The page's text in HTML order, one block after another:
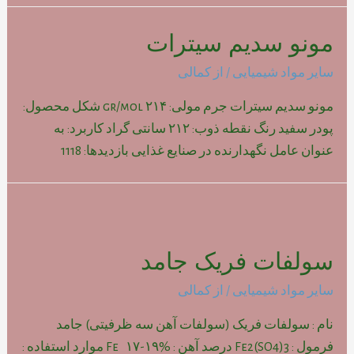
مونو سدیم سیترات
سایر مواد شیمیایی / از کمالی
مونو سدیم سیترات جرم مولی: ۲۱۴ gr/mol شکل محصول:
پودر سفید رنگ نقطه ذوب: ۲۱۲ سانتی گراد کاربرد: به
عنوان عامل نگهدارنده در صنایع غذایی بازدیدها: 1118
سولفات فریک جامد
سایر مواد شیمیایی / از کمالی
نام : سولفات فریک (سولفات آهن سه ظرفیتی) جامد
فرمول : Fe2(SO4)3 درصد آهن : Fe ۱۷-۱۹% موارد استفاده :